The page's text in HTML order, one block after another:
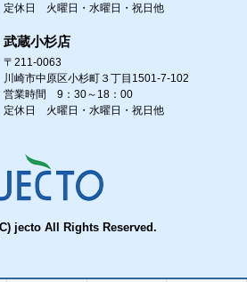
定休日 火曜日・水曜日・祝日他
武蔵小杉店
〒211-0063
川崎市中原区小杉町３丁目1501-7-102
営業時間 9：30～18：00
定休日 火曜日・水曜日・祝日他
jecto All Rights Reserved.